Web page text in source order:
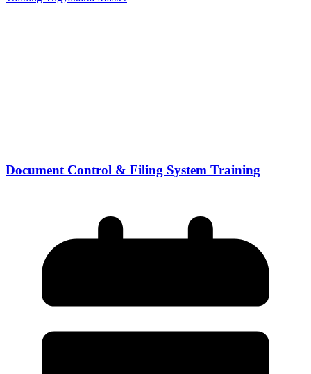
Document Control & Filing System Training